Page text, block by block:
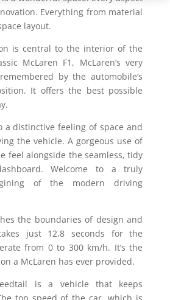
Everything from material
layout.
is central to the interior of the
McLaren F1, McLaren’s very
by the automobile’s
It offers the best possible
a distinctive feeling of space and
the vehicle. A gorgeous use of
feel alongside the seamless, tidy
Welcome to a truly
of the modern driving
the boundaries of design and
just 12.8 seconds for the
from 0 to 300 km/h. It’s the
a McLaren has ever provided.
is a vehicle that keeps